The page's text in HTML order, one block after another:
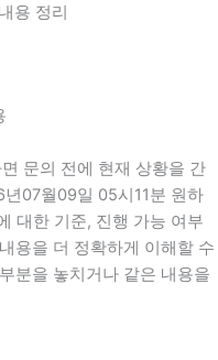
용 정리
문의 전에 현재 상황을 간
07월09일 05시11분 원하
대한 기준, 진행 가능 여부
용을 더 정확하게 이해할 수
분을 놓치거나 같은 내용을